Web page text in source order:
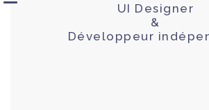
UI Designer
&
Développeur